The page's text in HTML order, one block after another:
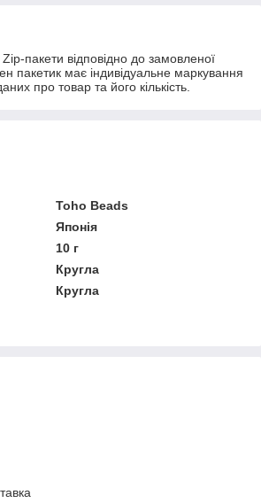
пакети відповідно до замовленої
пакетик має індивідуальне маркування
про товар та його кількість.
Toho Beads
Японія
10 г
Кругла
Кругла